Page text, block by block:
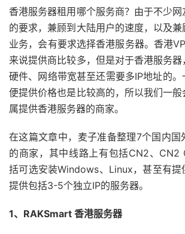
香港服务器租用哪个服务商？由于不少
的要求，兼顾到大陆用户的速度，以及
业务，会有要求选择香港服务器。香港
来说提供商比较多，但是对于香港服务
硬件、网络带宽甚至还需要多IP地址的
便提供价格也是比较高的，所以我们一
属提供香港服务器的商家。
在这篇文章中，麦子准备整理7个国内国
的商家，其中线路上有包括CN2、CN2
括可选安装Windows、Linux，甚至有提
提供包括3-5个独立IP的服务器。
1、RAKSmart 香港服务器